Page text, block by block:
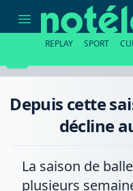
cette
saison,
se
REPLAY SPORT
Depuis cette
décline
La saison de
plusieurs